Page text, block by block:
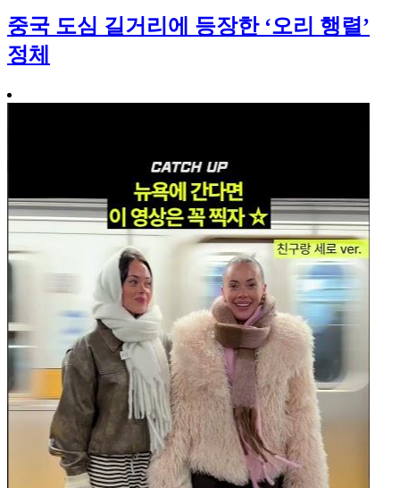
중국 도심 길거리에 등장한 ‘오리 행렬’
정체